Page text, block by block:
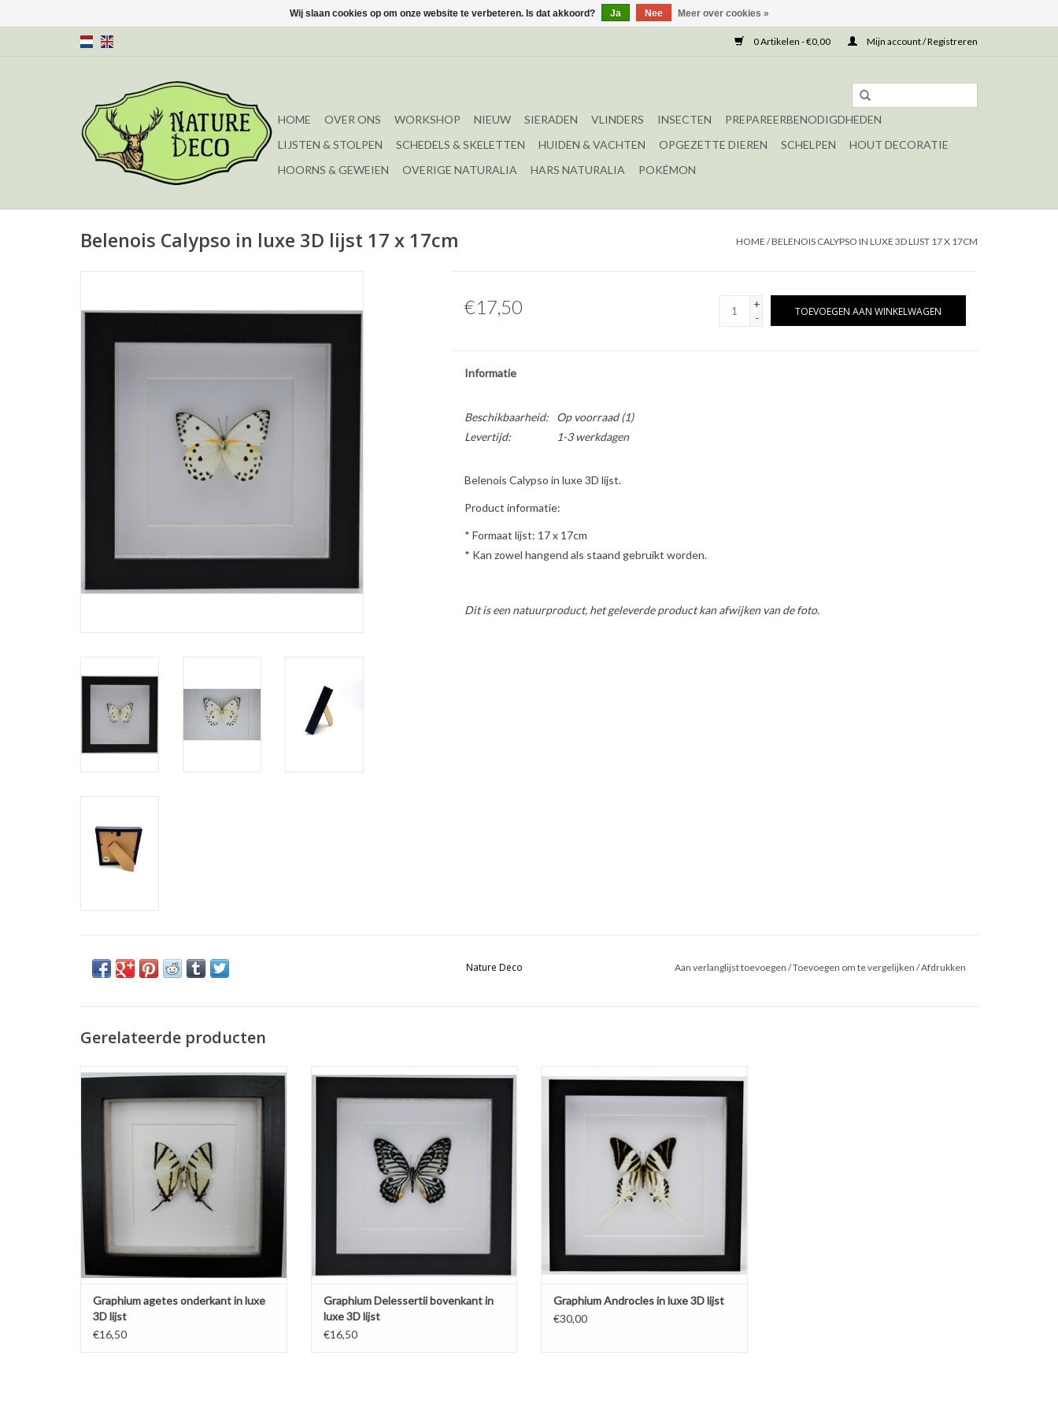
0 Artikelen - €0,00 Mijn account / Registreren
HOME OVER ONS WORKSHOP NIEUW SIERADEN VLINDERS INSECTEN
PREPAREERBENODIGDHEDEN
LIJSTEN & STOLPEN
SCHEDELS & SKELETTEN HUIDEN & VACHTEN OPGEZETTE DIEREN SCHELPEN
HOUT DECORATIE
HOORNS & GEWEIEN
OVERIGE NATURALIA HARS NATURALIA POKÉMON
Belenois Calypso in luxe 3D lijst 17 x 17cm HOME /BELENOIS CALYPSO IN LUXE 3D LIJST 17 X 17CM
€17,50
+
-
TOEVOEGEN AAN WINKELWAGEN
Informatie
Beschikbaarheid: Op voorraad(1)
Levertijd:
1-3 werkdagen
Belenois Calypso in luxe 3D lijst.
Product informatie:
* Formaat lijst: 17 x 17cm
* Kan zowel hangend als staand gebruikt worden.
Dit is een natuurproduct, het geleverde product kan afwijken van de foto.
Nature Deco Aan verlanglijst toevoegen /Toevoegen om te vergelijken /Afdrukken
Gerelateerde producten
Graphium agetes onderkant in luxe 3D lijst.
Graphium agetes onderkant in luxe
3D lijst
€16,50
Graphium Delessertii bovenkant in luxe 3D
Graphium Delessertii bovenkant in
luxe 3D lijst
€16,50
Graphium Androcles in luxe 3D lijst 22 x
Graphium Androcles in luxe 3D lijst
€30,00
Wij slaan cookies op om onze website te verbeteren. Is dat akkoord? Ja Nee Meer over cookies »